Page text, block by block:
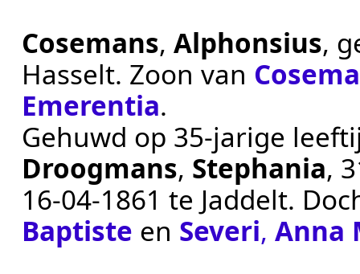
Cosemans,Alphonsius,
Hasselt. Zoon van
Emerentia.
Gehuwd op 35-jarige
Droogmans, Stephania,
16‑04‑1861 te Jaddelt.
Baptiste en Severi,Anna